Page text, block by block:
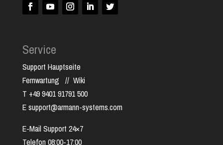
Service
Support Hauptseite
Fernwartung // Wiki
T +49 9401 91791 500
E support@armann-systems.com
E-Mail Support 24×7
Telefon 08:00-17:00